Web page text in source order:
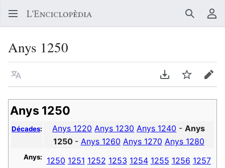
Buscar
Anys 1250
Llegir en un atre idioma Descarregar en
Vigilar
Anys 1250
Décades: Anys 1220 Anys 1230 Anys 1240 -Anys
1250 - Anys 1260 Anys 1270 Anys 1280
Anys: 1250 1251 1252 1253 1254 1255 1256 1257